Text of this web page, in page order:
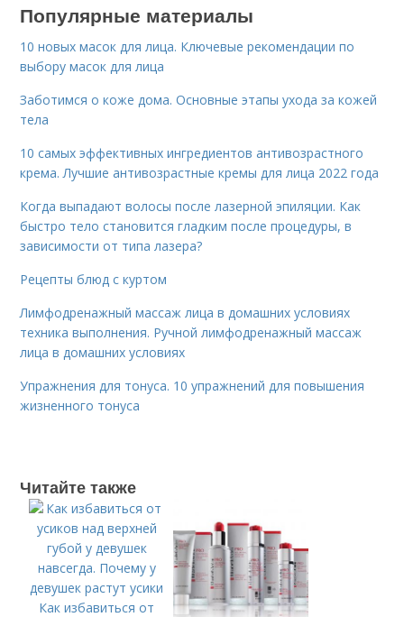
Популярные материалы
10 новых масок для лица. Ключевые рекомендации по
выбору масок для лица
Заботимся о коже дома. Основные этапы ухода за кожей
тела
10 самых эффективных ингредиентов антивозрастного
крема. Лучшие антивозрастные кремы для лица 2022 года
Когда выпадают волосы после лазерной эпиляции. Как
быстро тело становится гладким после процедуры, в
зависимости от типа лазера?
Рецепты блюд с куртом
Лимфодренажный массаж лица в домашних условиях
техника выполнения. Ручной лимфодренажный массаж
лица в домашних условиях
Упражнения для тонуса. 10 упражнений для повышения
жизненного тонуса
Читайте также
Как избавиться от